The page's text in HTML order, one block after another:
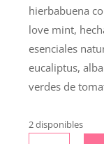
hierbabuena
love mint,
esenciales
eucaliptus,
verdes de
2 disponibles